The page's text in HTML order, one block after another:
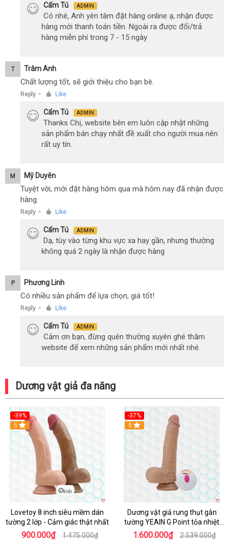
Cẩm Tú ADMIN
Có nhé, Anh yên tâm đặt hàng online ạ, nhận được
hàng mới thanh toán tiền. Ngoài ra được đổi/trả
hàng miễn phí trong 7 - 15 ngày
T Trâm Anh
Chất lượng tốt, sẽ giới thiệu cho bạn bè.
Reply ● Like
Cẩm Tú ADMIN
Thanks Chị, website bên em luôn cập nhật những
sản phẩm bán chạy nhất đề xuất cho người mua nên
rất uy tín.
M Mỹ Duyên
Tuyệt vời, mới đặt hàng hôm qua mà hôm nay đã nhận được
hàng.
Reply ● Like
Cẩm Tú ADMIN
Dạ, tùy vào từng khu vực xa hay gần, nhưng thường
không quá 2 ngày là nhận được hàng
P Phương Linh
Có nhiều sản phẩm để lựa chọn, giá tốt!
Reply ● Like
Cẩm Tú ADMIN
Cảm ơn bạn, đừng quên thường xuyên ghé thăm
website để xem những sản phẩm mới nhất nhé.
Dương vật giả đa năng
-39%
Hot
5
Lovetoy 8 inch siêu mềm dán
tường 2 lớp - Cảm giác thật nhất
900.000₫ 1.475.000₫
-37%
5
Dương vật giả rung thụt gắn
tường YEAIN G Point tỏa nhiệt
điều khiển từ xa
1.600.000₫ 2.539.000₫